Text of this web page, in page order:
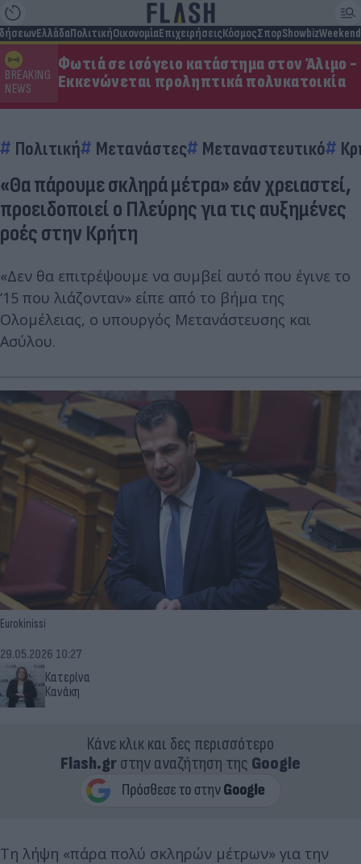
ΕλλάδαΠολιτικήΟικονομίαΕπιχειρήσειςΚόσμοςΣπορShowbizWeekend
BREAKING
NEWS
Φωτιά σε ισόγειο κατάστημα στον Άλιμο -
Εκκενώνεται προληπτικά πολυκατοικία
Πολιτική Μετανάστες Μεταναστευτικό
«Θα πάρουμε σκληρά μέτρα» εάν χρειαστεί,
προειδοποιεί ο Πλεύρης για τις αυξημένες
ροές στην Κρήτη
«Δεν θα επιτρέψουμε να συμβεί αυτό που έγινε το
‘15 που λιάζονταν» είπε από το βήμα της
Ολομέλειας, ο υπουργός Μετανάστευσης και
Ασύλου.
Eurokinissi
Κατερίνα
Κανάκη
29.05.2026 10:27
Κάνε κλικ και δες περισσότερο
Flash.grστην αναζήτηση της Google
Τη λήψη «πάρα πολύ σκληρών μέτρων» για την